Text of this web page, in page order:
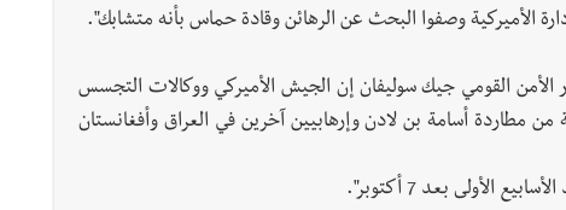
الأميركية وصفوا البحث عن الرهائن وقادة حماس بأنه متشابك".
القومي جيك سوليفان إن الجيش الأميركي ووكالات التجسس
مطاردة أسامة بن لادن وإرهابيين آخرين في العراق وأفغانستان
بعد 7 أكتوبر".